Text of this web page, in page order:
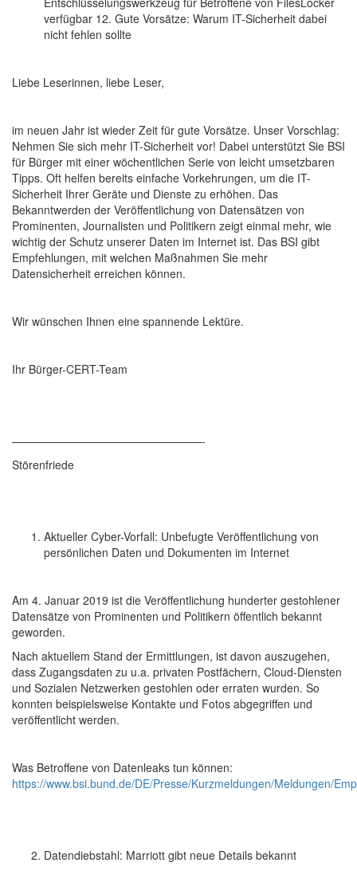
verfügbar 12. Gute Vorsätze: Warum IT-Sicherheit dabei
nicht fehlen sollte
Liebe Leserinnen, liebe Leser,
im neuen Jahr ist wieder Zeit für gute Vorsätze. Unser Vorschlag:
Nehmen Sie sich mehr IT-Sicherheit vor! Dabei unterstützt Sie BSI
für Bürger mit einer wöchentlichen Serie von leicht umsetzbaren
Tipps. Oft helfen bereits einfache Vorkehrungen, um die IT-
Sicherheit Ihrer Geräte und Dienste zu erhöhen. Das
Bekanntwerden der Veröffentlichung von Datensätzen von
Prominenten, Journalisten und Politikern zeigt einmal mehr, wie
wichtig der Schutz unserer Daten im Internet ist. Das BSI gibt
Empfehlungen, mit welchen Maßnahmen Sie mehr
Datensicherheit erreichen können.
Wir wünschen Ihnen eine spannende Lektüre.
Ihr Bürger-CERT-Team
—————————————————-
Störenfriede
Aktueller Cyber-Vorfall: Unbefugte Veröffentlichung von
persönlichen Daten und Dokumenten im Internet
Am 4. Januar 2019 ist die Veröffentlichung hunderter gestohlener
Datensätze von Prominenten und Politikern öffentlich bekannt
geworden.
Nach aktuellem Stand der Ermittlungen, ist davon auszugehen,
dass Zugangsdaten zu u.a. privaten Postfächern, Cloud-Diensten
und Sozialen Netzwerken gestohlen oder erraten wurden. So
konnten beispielsweise Kontakte und Fotos abgegriffen und
veröffentlicht werden.
Was Betroffene von Datenleaks tun können:
https://www.bsi.bund.de/DE/Presse/Kurzmeldungen/Meldungen/
Datendiebstahl: Marriott gibt neue Details bekannt